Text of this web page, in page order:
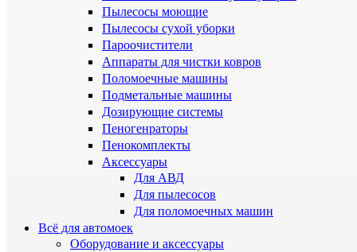
Пылесосы моющие
Пылесосы сухой уборки
Пароочистители
Аппараты для чистки ковров
Поломоечные машины
Подметальные машины
Дозирующие системы
Пеногенраторы
Пенокомплекты
Аксессуары
Для АВД
Для пылесосов
Для поломоечных машин
Всё для автомоек
Оборудование и аксессуары